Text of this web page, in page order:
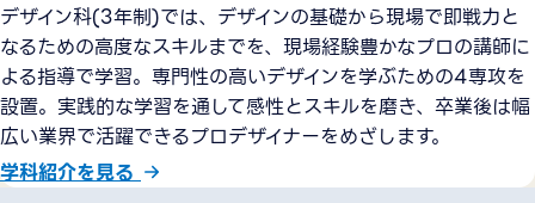
デザイン科(3年制)では、デザインの基礎から現場で即戦力と
なるための高度なスキルまでを、現場経験豊かなプロの講師に
よる指導で学習。専門性の高いデザインを学ぶための4専攻を
設置。実践的な学習を通して感性とスキルを磨き、卒業後は幅
広い業界で活躍できるプロデザイナーをめざします。
学科紹介を見る